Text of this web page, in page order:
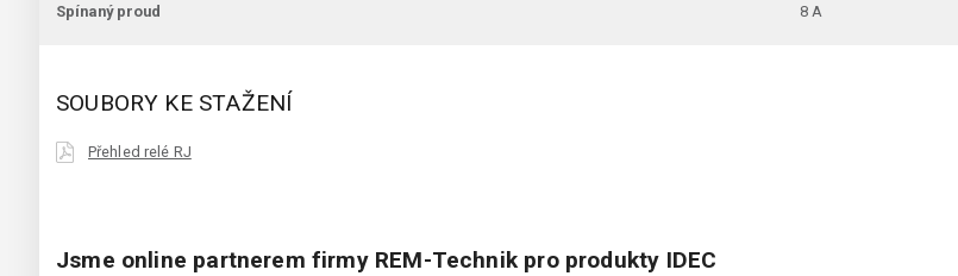
Spínaný proud 8 A
SOUBORY KE STAŽENÍ
Přehled relé RJ
Jsme online partnerem firmy REM-Technik pro produkty IDEC